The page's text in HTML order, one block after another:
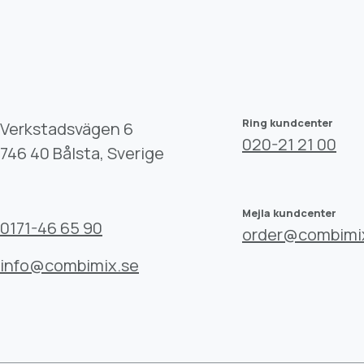
Verkstadsvägen 6
746 40 Bålsta, Sverige
0171-46 65 90
info@combimix.se
Ring kundcenter
020-21 21 00
Mejla kundcenter